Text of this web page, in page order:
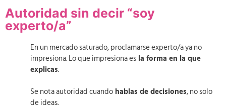
Autoridad sin decir “soy
experto/a”
En un mercado saturado, proclamarse experto/a ya no
impresiona. Lo que impresiona es la forma en la que
explicas.
Se nota autoridad cuando hablas de decisiones, no solo
de ideas.